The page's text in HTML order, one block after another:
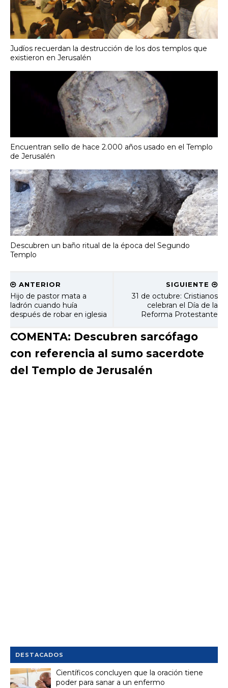
Judíos recuerdan la destrucción de los dos templos que
existieron en Jerusalén
Encuentran sello de hace 2.000 años usado en el Templo
de Jerusalén
Descubren un baño ritual de la época del Segundo
Templo
SIGUIENTE
31 de octubre: Cristianos
celebran el Día de la
Reforma Protestante
ANTERIOR
Hijo de pastor mata a
ladrón cuando huía
después de robar en iglesia
COMENTA: Descubren sarcófago
con referencia al sumo sacerdote
del Templo de Jerusalén
DESTACADOS
Científicos concluyen que la oración tiene
poder para sanar a un enfermo